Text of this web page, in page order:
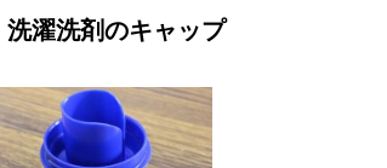
洗濯洗剤のキャップ